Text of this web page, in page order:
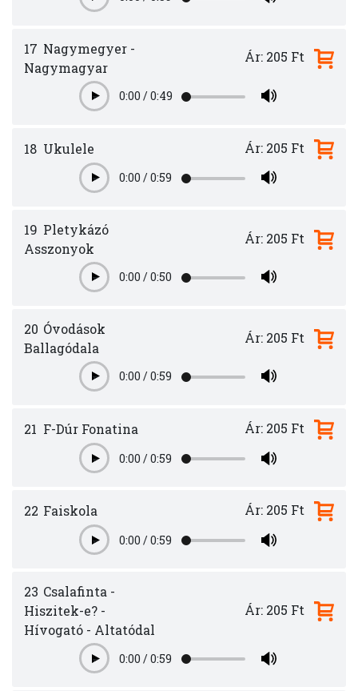
17 Nagymegyer -
Nagymagyar
Play0:00 /0:49
Ár: 205 Ft
18 Ukulele
Play0:00 /0:59
Ár: 205 Ft
19 Pletykázó
Asszonyok
Play0:00 /0:50
Ár: 205 Ft
20 Óvodások
Ballagódala
Play0:00 /0:59
Ár: 205 Ft
21 F-Dúr Fonatina
Play0:00 /0:59
Ár: 205 Ft
22 Faiskola
Play0:00 /0:59
Ár: 205 Ft
23 Csalafinta -
Hiszitek-e? -
Hívogató - Altatódal
Play0:00 /0:59
Ár: 205 Ft